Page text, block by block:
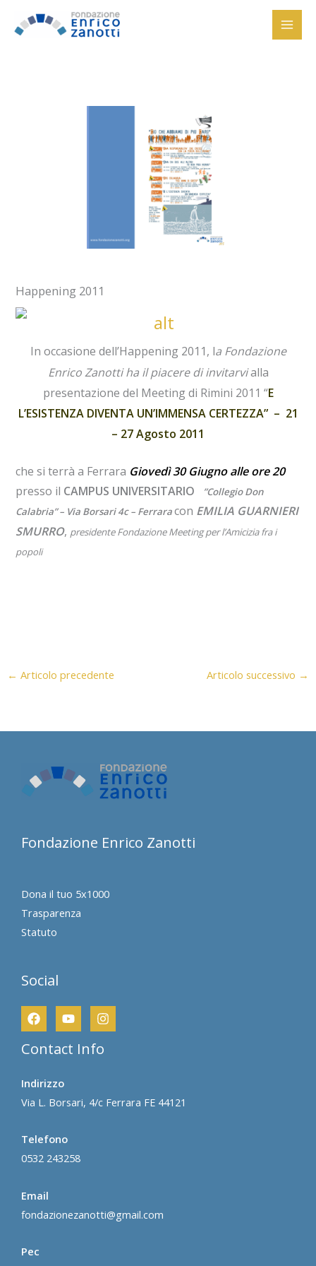
Happening 2011
In occasione dell’Happening 2011, la Fondazione
Enrico Zanotti ha il piacere di invitarvialla
presentazione del Meeting di Rimini 2011 “E
L’ESISTENZA DIVENTA UN’IMMENSA CERTEZZA” – 21
– 27 Agosto 2011
che si terrà a Ferrara Giovedì 30 Giugno alle ore 20
presso il CAMPUS UNIVERSITARIO
”Collegio Don
Calabria” – Via Borsari 4c – Ferraracon EMILIA GUARNIERI
SMURRO, presidente Fondazione Meeting perl’Amiciziafra i
popoli
← Articolo precedente Articolo successivo →
Fondazione Enrico Zanotti
Dona il tuo 5x1000
Trasparenza
Statuto
Social
Contact Info
Indirizzo
Via L. Borsari, 4/c Ferrara FE 44121
Telefono
0532 243258
Email
fondazionezanotti@gmail.com
Pec